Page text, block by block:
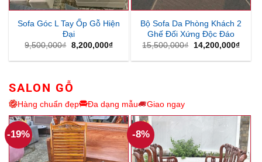
Sofa Góc L Tay Ốp Gỗ Hiện
Đại
9,500,000₫ Giá
là:
8,200,000₫Giá
tại
Bộ Sofa Da Phòng Khách 2
Ghế Đối Xứng Độc Đáo
15,500,000₫
Giá
là:
14,200,000₫Giá
tại
SALON GỖ
Hàng chuẩn đẹp Đa dạng mẫu Giao ngay
-19% -8%